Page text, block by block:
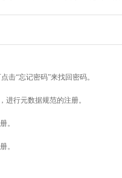
击“忘记密码”来找回密码。
进行元数据规范的注册。
。
。